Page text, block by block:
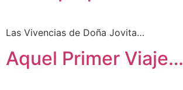
Las Vivencias de Doña Jovita…
Aquel Primer Viaje…